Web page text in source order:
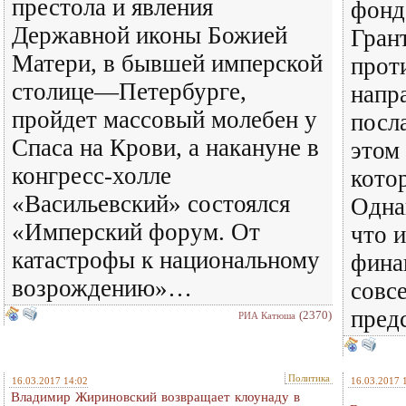
престола и явления
Державной иконы Божией
Матери, в бывшей имперской
столице—Петербурге,
пройдет массовый молебен у
Спаса на Крови, а накануне в
конгресс-холле
«Васильевский» состоялся
«Имперский форум. От
катастрофы к национальному
возрождению»…
РИА Катюша (2370)
этом
что
16.03.2017 14:02 Политика
Владимир Жириновский возвращает клоунаду в
16.03.2017